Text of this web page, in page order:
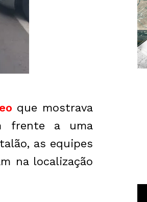
que mostrava
frente a uma
as equipes
na localização